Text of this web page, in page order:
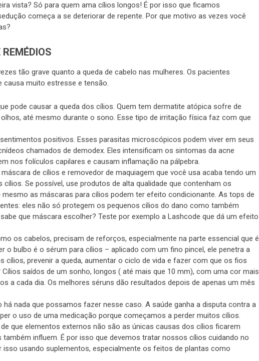
vista? Só para quem ama cílios longos! É por isso que ficamos
começa a se deteriorar de repente. Por que motivo as vezes você
tão grave quanto a queda de cabelo nas mulheres. Os pacientes
muito estresse e tensão.
pode causar a queda dos cílios. Quem tem dermatite atópica sofre de
até mesmo durante o sono. Esse tipo de irritação física faz com que
positivos. Esses parasitas microscópicos podem viver em seus
chamados de demodex. Eles intensificam os sintomas da acne
nos folículos capilares e causam inflamação na pálpebra.
de cílios e removedor de maquiagem que você usa acaba tendo um
Se possível, use produtos de alta qualidade que contenham os
mesmo as máscaras para cílios podem ter efeito condicionante. As tops de
eles não só protegem os pequenos cílios do dano como também
que máscara escolher? Teste por exemplo a Lashcode que dá um efeito
os cabelos, precisam de reforços, especialmente na parte essencial que é
o bulbo é o sérum para cílios – aplicado com um fino pincel, ele penetra a
cílios, prevenir a queda, aumentar o ciclo de vida e fazer com que os fios
saídos de um sonho, longos ( até mais que 10 mm), com uma cor mais
a cada dia. Os melhores séruns dão resultados depois de apenas um mês
nada que possamos fazer nesse caso. A saúde ganha a disputa contra a
o uso de uma medicação porque começamos a perder muitos cílios.
que elementos externos não são as únicas causas dos cílios ficarem
influem. É por isso que devemos tratar nossos cílios cuidando no
usando suplementos, especialmente os feitos de plantas como